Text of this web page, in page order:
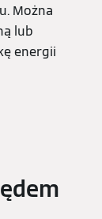
Można
lub
energii